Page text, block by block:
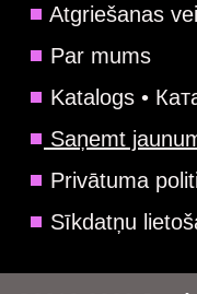
Atgriešanas
Par mums
Katalogs •
Saņemt
Privātuma
Sīkdatņu